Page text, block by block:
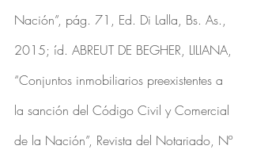
Nación”, pág. 71, Ed. Di Lalla, Bs. As.,
2015; íd. ABREUT DE BEGHER, LILIANA,
“Conjuntos inmobiliarios preexistentes a
la sanción del Código Civil y Comercial
de la Nación”, Revista del Notariado, Nº